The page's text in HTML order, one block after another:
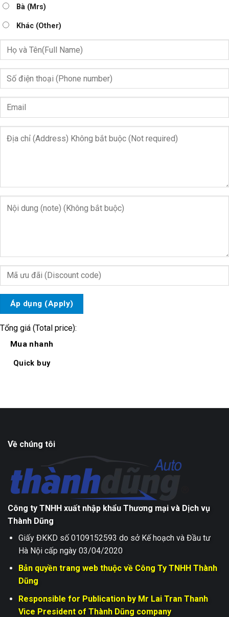
Bà (Mrs)
Khác (Other)
Áp dụng (Apply)
Tổng giá (Total price):
Mua nhanh
Quick buy
Về chúng tôi
Công ty TNHH xuất nhập khẩu Thương mại và Dịch vụ
Thành Dũng
Giấy ĐKKD số 0109152593 do sở Kế hoạch và Đầu tư
Hà Nội cấp ngày 03/04/2020
Bản quyền trang web thuộc về Công Ty TNHH Thành
Dũng
Responsible for Publication by Mr Lai Tran Thanh
Vice President of Thành Dũng company